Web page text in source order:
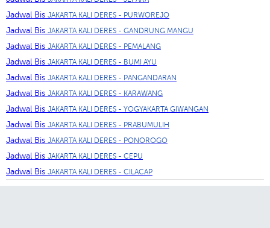
Jadwal Bis JAKARTA KALI DERES - PURWOREJO
Jadwal Bis JAKARTA KALI DERES - GANDRUNG MANGU
Jadwal Bis JAKARTA KALI DERES - PEMALANG
Jadwal Bis JAKARTA KALI DERES - BUMI AYU
Jadwal Bis JAKARTA KALI DERES - PANGANDARAN
Jadwal Bis JAKARTA KALI DERES - KARAWANG
Jadwal Bis JAKARTA KALI DERES - YOGYAKARTA GIWANGAN
Jadwal Bis JAKARTA KALI DERES - PRABUMULIH
Jadwal Bis JAKARTA KALI DERES - PONOROGO
Jadwal Bis JAKARTA KALI DERES - CEPU
Jadwal Bis JAKARTA KALI DERES - CILACAP